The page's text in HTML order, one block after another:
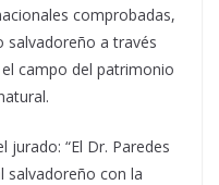
comprobadas,
salvadoreño a través
campo del patrimonio
“El Dr. Paredes
salvadoreño con la